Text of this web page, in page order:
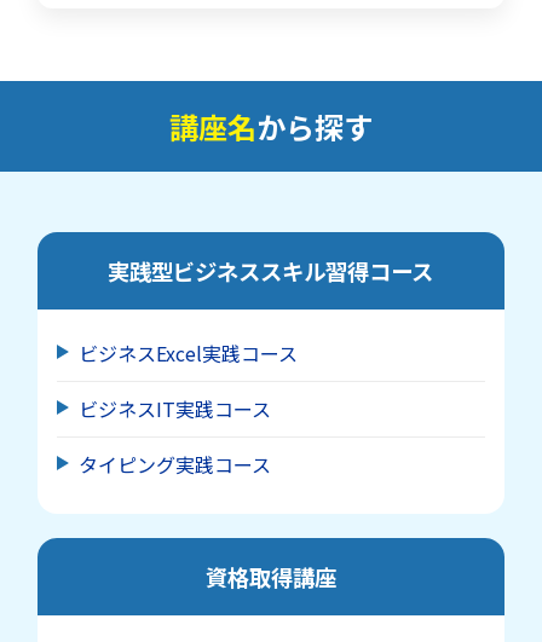
講座名から探す
実践型ビジネススキル習得コース
ビジネスExcel実践コース
ビジネスIT実践コース
タイピング実践コース
資格取得講座